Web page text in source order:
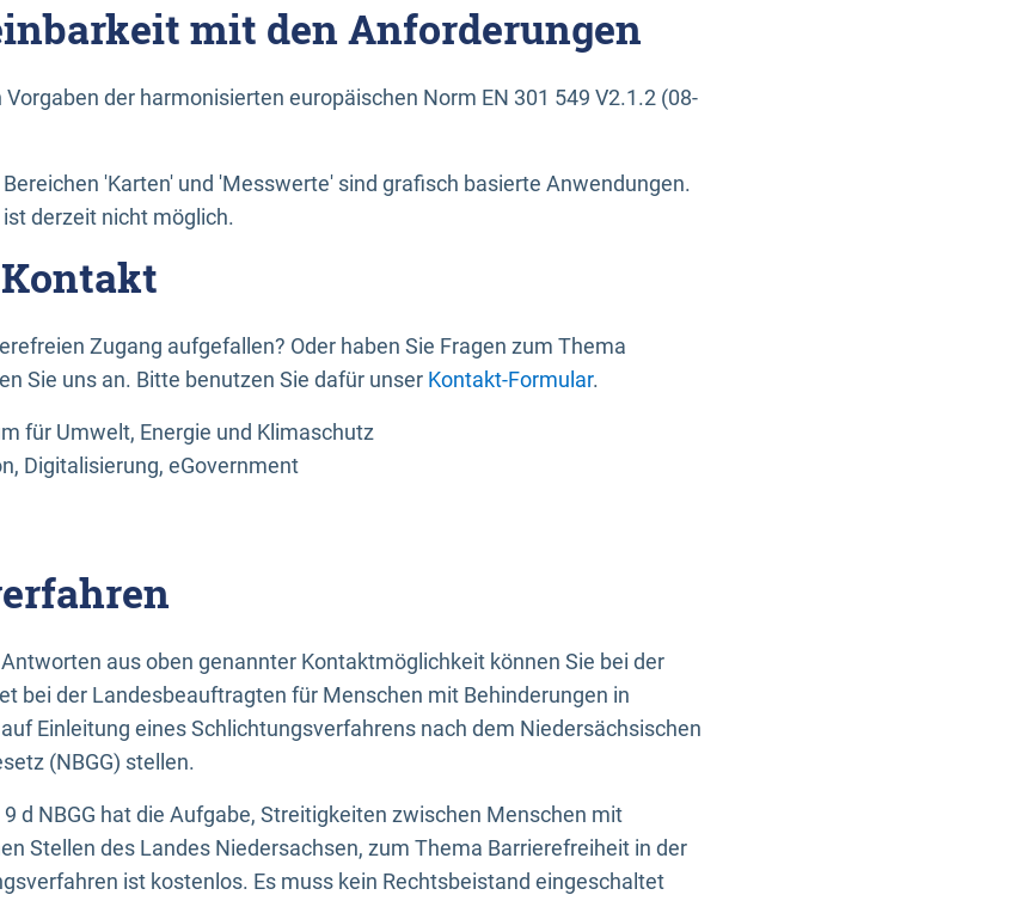
mit den Anforderungen
der harmonisierten europäischen Norm EN 301 549 V2.1.2 (08-
'Karten' und 'Messwerte' sind grafisch basierte Anwendungen.
derzeit nicht möglich.
Zugang aufgefallen? Oder haben Sie Fragen zum Thema
Sie uns an. Bitte benutzen Sie dafür unser Kontakt-Formular.
für Umwelt, Energie und Klimaschutz
Digitalisierung, eGovernment
aus oben genannter Kontaktmöglichkeit können Sie bei der
bei der Landesbeauftragten für Menschen mit Behinderungen in
Einleitung eines Schlichtungsverfahrens nach dem Niedersächsischen
(NBGG) stellen.
d NBGG hat die Aufgabe, Streitigkeiten zwischen Menschen mit
Stellen des Landes Niedersachsen, zum Thema Barrierefreiheit in der
ist kostenlos. Es muss kein Rechtsbeistand eingeschaltet